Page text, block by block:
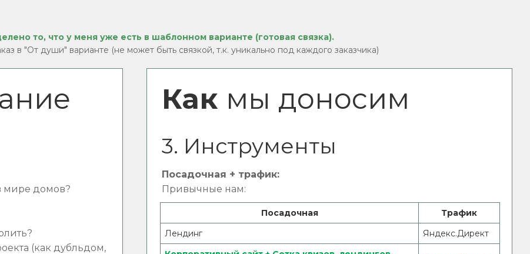
то, что у меня уже есть в шаблонном варианте (готовая связка).
в "От души" варианте (не может быть связкой, т.к. уникально под каждого заказчика)
мире домов?
(как дубльдом,
Как мы доносим
3. Инструменты
Посадочная + трафик:
Привычные нам:
Посадочная
Трафик
Лендинг
Яндекс.Директ